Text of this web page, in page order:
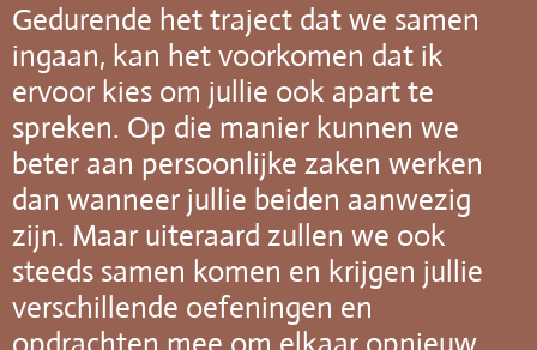
Gedurende het traject dat we samen
ingaan, kan het voorkomen dat ik
ervoor kies om jullie ook apart te
spreken. Op die manier kunnen we
beter aan persoonlijke zaken werken
dan wanneer jullie beiden aanwezig
zijn. Maar uiteraard zullen we ook
steeds samen komen en krijgen jullie
verschillende oefeningen en